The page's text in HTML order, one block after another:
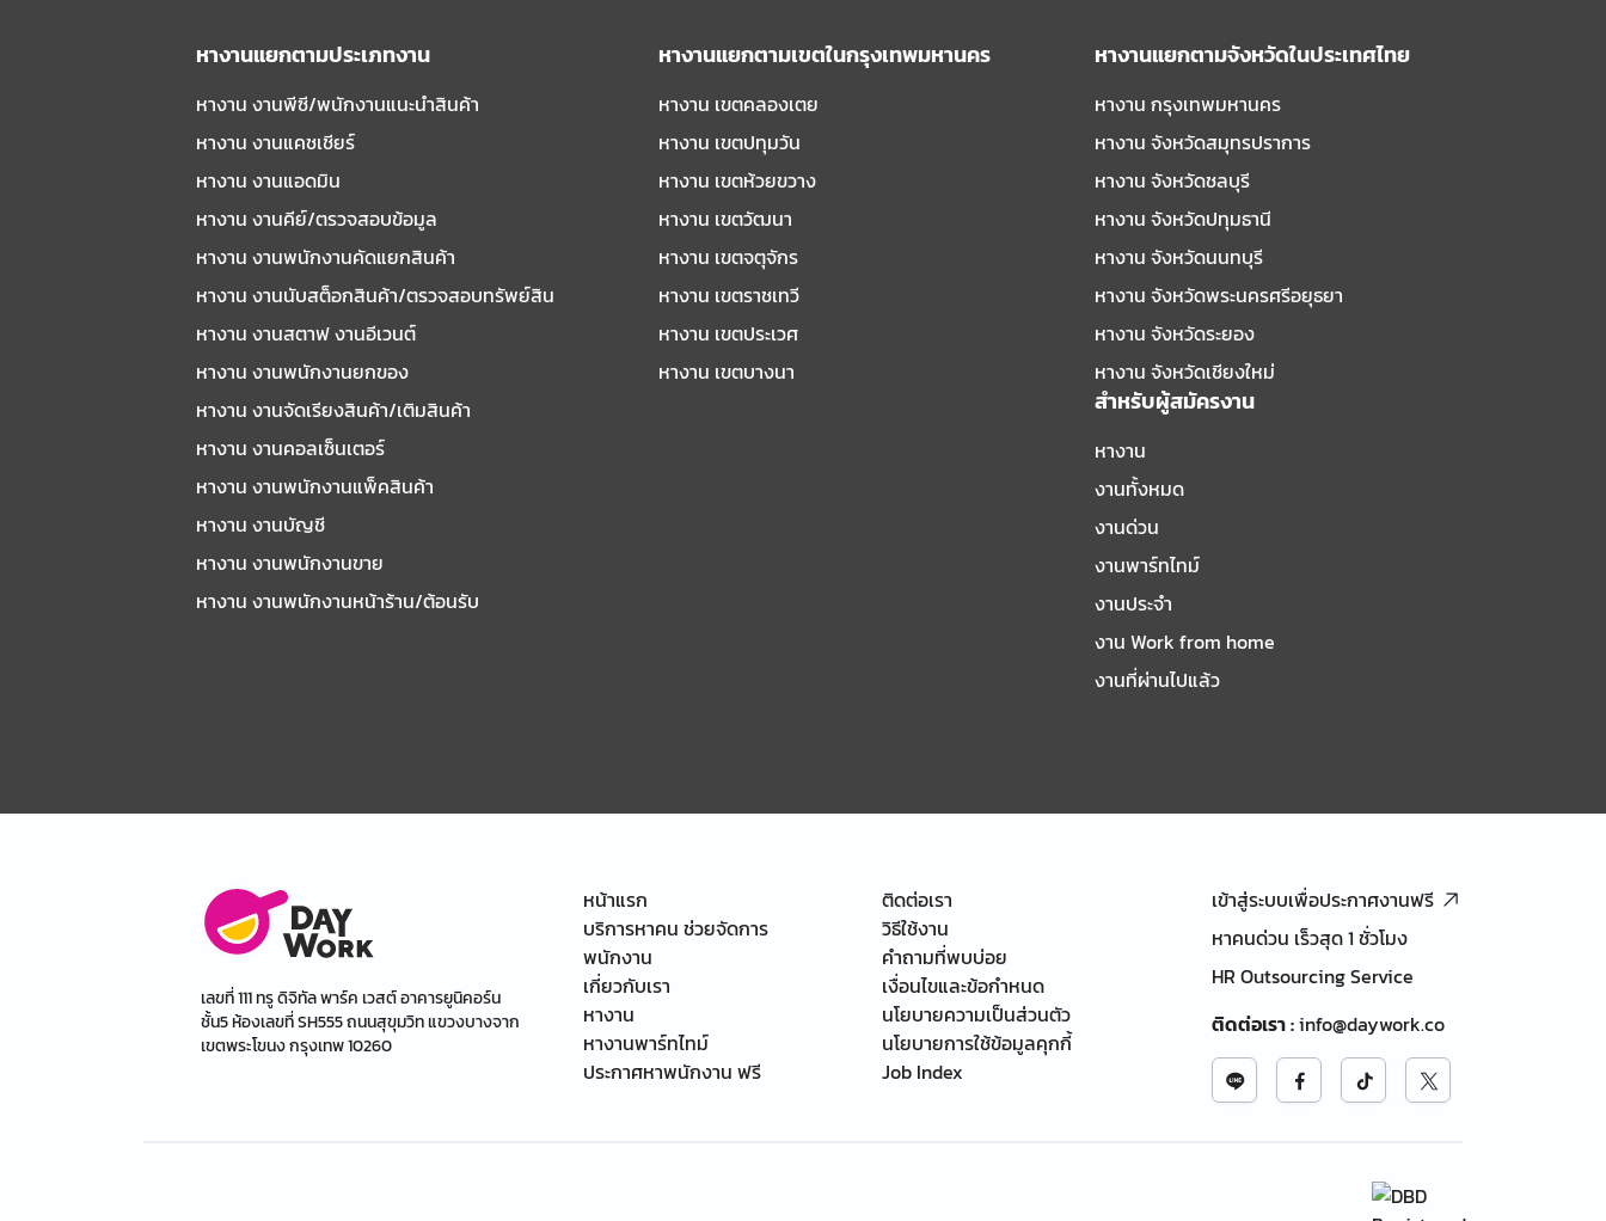
หางานแยกตามประเภทงาน
หางาน งานพีซี/พนักงานแนะนําสินค้า
หางาน งานแคชเชียร์
หางาน งานแอดมิน
หางาน งานคีย์/ตรวจสอบข้อมูล
หางาน งานพนักงานคัดแยกสินค้า
หางาน งานนับสต็อกสินค้า/ตรวจสอบทรัพย์สิน
หางาน งานสตาฟ งานอีเวนต์
หางาน งานพนักงานยกของ
หางาน งานจัดเรียงสินค้า/เติมสินค้า
หางาน งานคอลเซ็นเตอร์
หางาน งานพนักงานแพ็คสินค้า
หางาน งานบัญชี
หางาน งานพนักงานขาย
หางาน งานพนักงานหน้าร้าน/ต้อนรับ
หางานแยกตามเขตในกรุงเทพมหานคร
หางาน เขตคลองเตย
หางาน เขตปทุมวัน
หางาน เขตห้วยขวาง
หางาน เขตวัฒนา
หางาน เขตจตุจักร
หางาน เขตราชเทวี
หางาน เขตประเวศ
หางาน เขตบางนา
หางานแยกตามจังหวัดในประเทศไทย
หางาน กรุงเทพมหานคร
หางาน จังหวัดสมุทรปราการ
หางาน จังหวัดชลบุรี
หางาน จังหวัดปทุมธานี
หางาน จังหวัดนนทบุรี
หางาน จังหวัดพระนครศรีอยุธยา
หางาน จังหวัดระยอง
หางาน จังหวัดเชียงใหม่
สำหรับผู้สมัครงาน
หางาน
งานทั้งหมด
งานด่วน
งานพาร์ทไทม์
งานประจำ
งาน Work from home
งานที่ผ่านไปแล้ว
เลขที่ 111 ทรู ดิจิทัล พาร์ค เวสต์ อาคารยูนิคอร์น
ชั้น5 ห้องเลขที่ SH555 ถนนสุขุมวิท แขวงบางจาก
เขตพระโขนง กรุงเทพ 10260
หน้าแรก
บริการหาคน ช่วยจัดการ
พนักงาน
เกี่ยวกับเรา
หางาน
หางานพาร์ทไทม์
ประกาศหาพนักงาน ฟรี
ติดต่อเรา
วิธีใช้งาน
คำถามที่พบบ่อย
เงื่อนไขและข้อกำหนด
นโยบายความเป็นส่วนตัว
นโยบายการใช้ข้อมูลคุกกี้
Job Index
เข้าสู่ระบบเพื่อประกาศงานฟรี
หาคนด่วน เร็วสุด 1 ชั่วโมง
HR Outsourcing Service
ติดต่อเรา:info@daywork.co